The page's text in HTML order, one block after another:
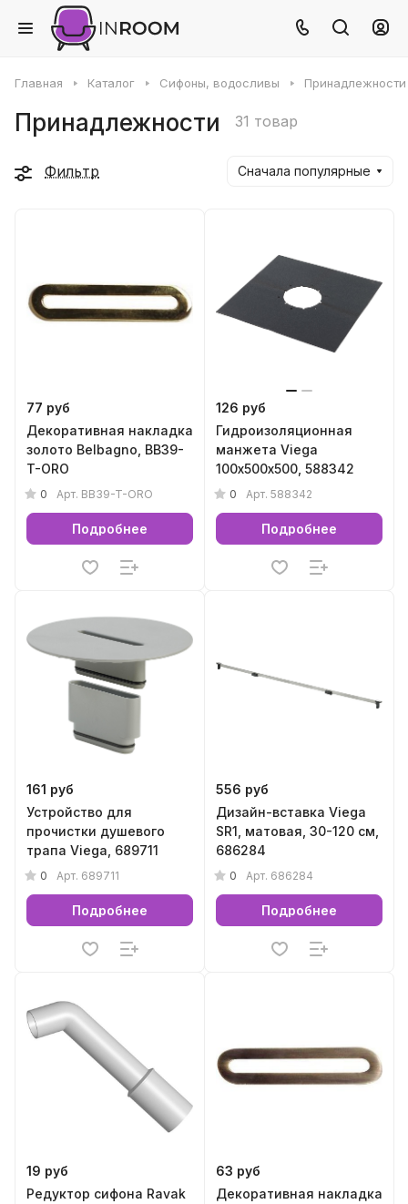
Главная Каталог Сифоны, водосливы Принадлежности
Принадлежности 31 товар
Фильтр Сначала популярные
77 руб
Декоративная накладка
золото Belbagno, BB39-
T-ORO
0 Арт. BB39-T-ORO
Подробнее
126 руб
Гидроизоляционная
манжета Viega
100х500х500, 588342
0 Арт. 588342
Подробнее
161 руб
Устройство для
прочистки душевого
трапа Viega, 689711
0 Арт. 689711
Подробнее
556 руб
Дизайн-вставка Viega
SR1, матовая, 30-120 см,
686284
0 Арт. 686284
Подробнее
19 руб
Редуктор сифона Ravak
63 руб
Декоративная накладка